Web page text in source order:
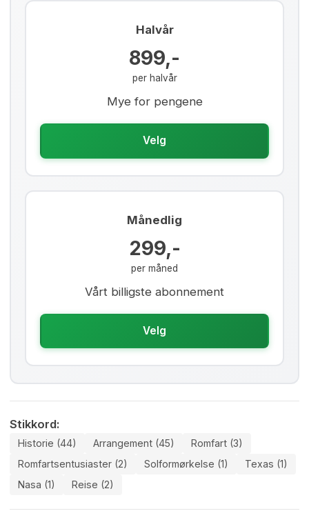
Halvår
899,-
per halvår
Mye for pengene
Velg
Månedlig
299,-
per måned
Vårt billigste abonnement
Velg
Stikkord:
Historie (44) Arrangement (45)
Romfart (3)
Romfartsentusiaster (2)
Solformørkelse (1)
Texas (1)
Nasa (1)
Reise (2)